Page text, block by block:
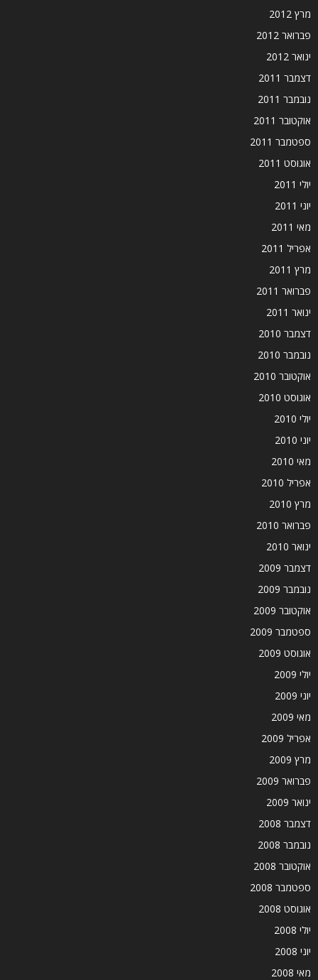
מרץ 2012
פברואר 2012
ינואר 2012
דצמבר 2011
נובמבר 2011
אוקטובר 2011
ספטמבר 2011
אוגוסט 2011
יולי 2011
יוני 2011
מאי 2011
אפריל 2011
מרץ 2011
פברואר 2011
ינואר 2011
דצמבר 2010
נובמבר 2010
אוקטובר 2010
אוגוסט 2010
יולי 2010
יוני 2010
מאי 2010
אפריל 2010
מרץ 2010
פברואר 2010
ינואר 2010
דצמבר 2009
נובמבר 2009
אוקטובר 2009
ספטמבר 2009
אוגוסט 2009
יולי 2009
יוני 2009
מאי 2009
אפריל 2009
מרץ 2009
פברואר 2009
ינואר 2009
דצמבר 2008
נובמבר 2008
אוקטובר 2008
ספטמבר 2008
אוגוסט 2008
יולי 2008
יוני 2008
מאי 2008